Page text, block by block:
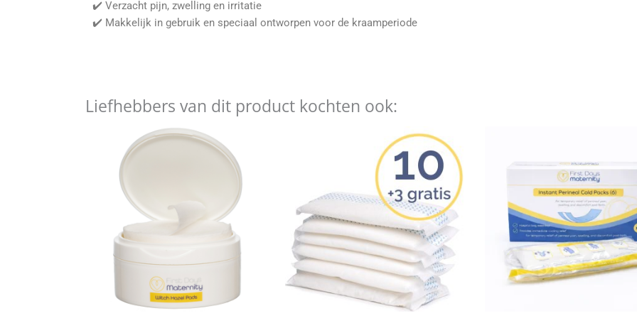
✔️ Verzacht pijn, zwelling en irritatie
✔️ Makkelijk in gebruik en speciaal ontworpen voor de kraamperiode
Liefhebbers van dit product kochten ook: